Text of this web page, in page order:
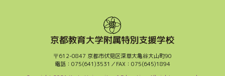
〒612-0847 京都市伏見区深草大亀谷大山町90
電話：075(641)3531／FAX：075(645)1894